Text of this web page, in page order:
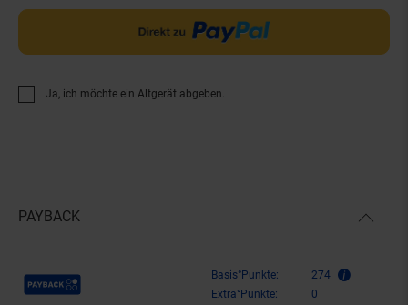
Ja, ich möchte ein Altgerät abgeben.
PAYBACK
Payback Punkte Basis°Punkte:
274
Extra°Punkte:
0